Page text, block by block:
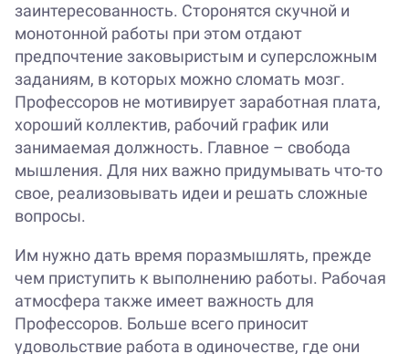
заинтересованность. Сторонятся скучной и
монотонной работы при этом отдают
предпочтение заковыристым и суперсложным
заданиям, в которых можно сломать мозг.
Профессоров не мотивирует заработная плата,
хороший коллектив, рабочий график или
занимаемая должность. Главное – свобода
мышления. Для них важно придумывать что-то
свое, реализовывать идеи и решать сложные
вопросы.
Им нужно дать время поразмышлять, прежде
чем приступить к выполнению работы. Рабочая
атмосфера также имеет важность для
Профессоров. Больше всего приносит
удовольствие работа в одиночестве, где они